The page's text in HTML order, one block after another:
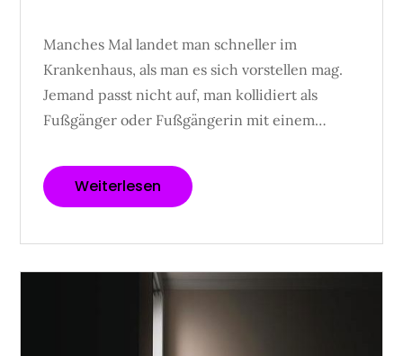
Manches Mal landet man schneller im
Krankenhaus, als man es sich vorstellen mag.
Jemand passt nicht auf, man kollidiert als
Fußgänger oder Fußgängerin mit einem…
Weiterlesen